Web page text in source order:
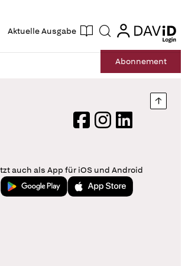
Aktuelle Ausgabe Suche login
login
Abonnement
Nach
FacebookInstagram
LinkedIn
auch als App für iOS und Android
Jetzt bei Google PlayLaden im App Store